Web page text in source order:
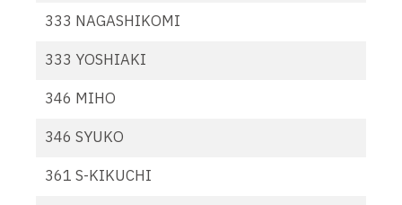
333 NAGASHIKOMI
333 YOSHIAKI
346 MIHO
346 SYUKO
361 S-KIKUCHI